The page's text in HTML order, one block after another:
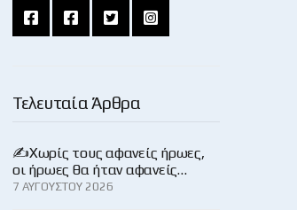
Τελευταία Άρθρα
✍️Χωρίς τους αφανείς ήρωες,
οι ήρωες θα ήταν αφανείς…
7 ΑΥΓΟΎΣΤΟΥ 2026